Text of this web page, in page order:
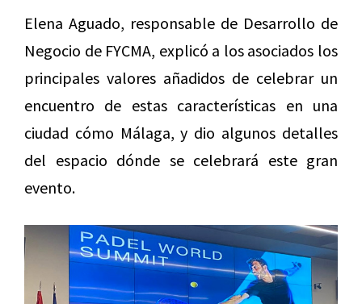
Elena Aguado, responsable de Desarrollo de
Negocio de FYCMA, explicó a los asociados los
principales valores añadidos de celebrar un
encuentro de estas características en una
ciudad cómo Málaga, y dio algunos detalles
del espacio dónde se celebrará este gran
evento.